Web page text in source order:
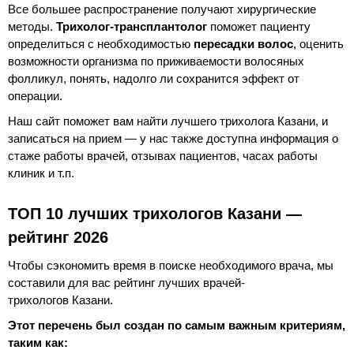
Все большее распространение получают хирургические
методы. Трихолог-трансплантолог поможет пациенту
определиться с необходимостью пересадки волос, оценить
возможности организма по приживаемости волосяных
фолликул, понять, надолго ли сохранится эффект от
операции.
Наш сайт поможет вам найти лучшего трихолога Казани, и
записаться на прием — у нас также доступна информация о
стаже работы врачей, отзывах пациентов, часах работы
клиник и т.п.
ТОП 10 лучших трихологов Казани —
рейтинг 2026
Чтобы сэкономить время в поиске необходимого врача, мы
составили для вас рейтинг лучших врачей-
трихологов Казани.
Этот перечень был создан по самым важным критериям,
таким как: